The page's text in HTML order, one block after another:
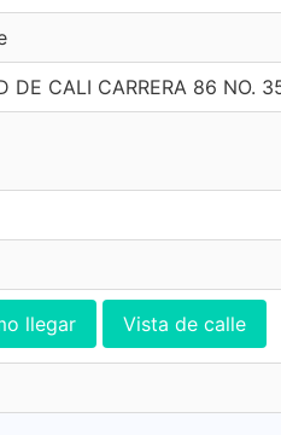
DE CALI CARRERA 86 NO.
llegar Vista de calle